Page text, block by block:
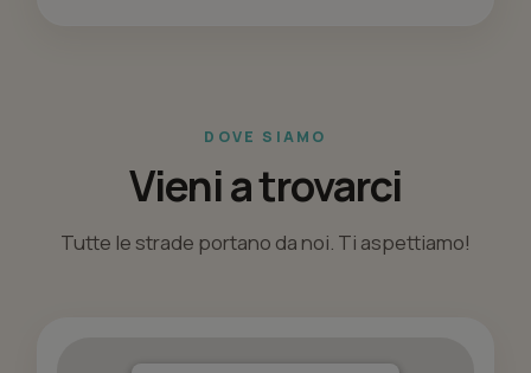
DOVE SIAMO
Vieni a trovarci
Tutte le strade portano da noi. Ti aspettiamo!